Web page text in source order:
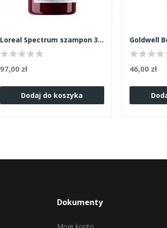
Loreal Spectrum szampon 300ml
97,00 zł
Dodaj do koszyka
46,00 zł
Dokumenty